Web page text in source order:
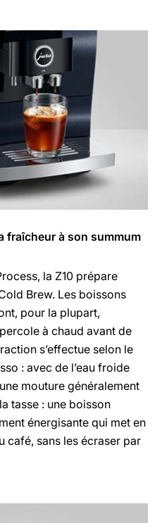
fraîcheur à son summum
la Z10 prépare
Brew. Les boissons
pour la plupart,
à chaud avant de
s’effectue selon le
: avec de l’eau froide
mouture généralement
tasse : une boisson
énergisante qui met en
café, sans les écraser par